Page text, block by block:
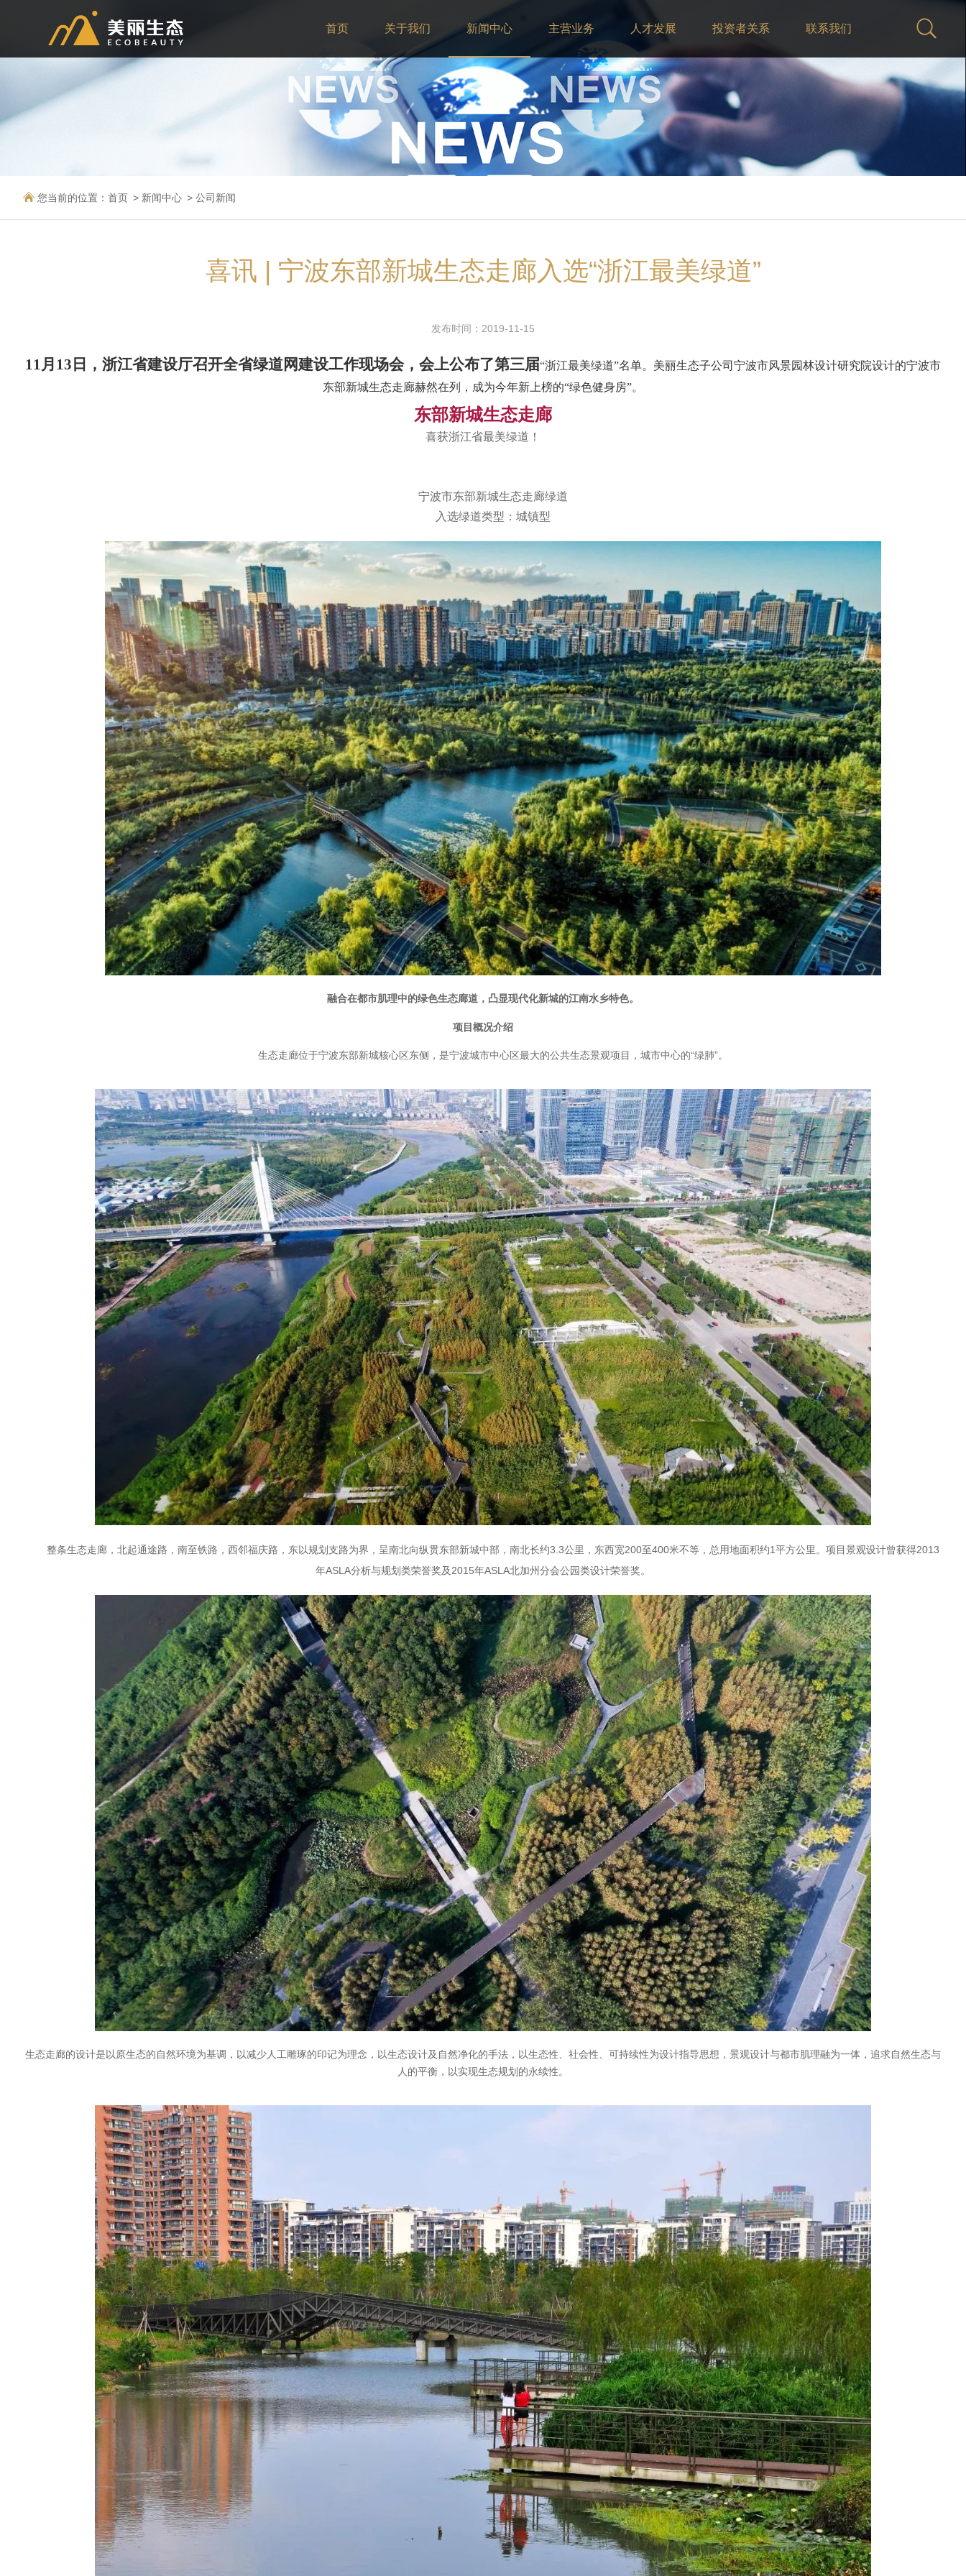
首页 关于我们 新闻中心 主营业务 人才发展 投资者关系 联系我们
您当前的位置： 首页 新闻中心 公司新闻
喜讯 | 宁波东部新城生态走廊入选“浙江最美绿道”
发布时间：2019-11-15
11月13日，浙江省建设厅召开全省绿道网建设工作现场会，会上公布了第三届“浙江最美绿道”名单。美丽生态子公司宁波市风景园林设计研究院设计的宁波市
东部新城生态走廊赫然在列，成为今年新上榜的“绿色健身房”。
东部新城生态走廊
喜获浙江省最美绿道！
宁波市东部新城生态走廊绿道
入选绿道类型：城镇型
融合在都市肌理中的绿色生态廊道，凸显现代化新城的江南水乡特色。
项目概况介绍
生态走廊位于宁波东部新城核心区东侧， 是宁波城市中心区最大的公共生态景观项目，城市中心的“绿肺”。
整条生态走廊，北起通途路，南至铁路，西邻福庆路，东以规划支路为界，呈南北向纵贯东部新城中部，南北长约3.3公里，东西宽200至400米不等，总用地面积约1平方公里。 项目景观设计曾获得2013
年ASLA分析与规划类荣誉奖及2015年ASLA北加州分会公园类设计荣誉奖。
生态走廊的设计是以原生态的自然环境为基调，以减少人工雕琢的印记为理念，以生态设计及自然净化的手法，以生态性、社会性、可持续性为设计指导思想，景观设计与都市肌理融为一体，追求自然生态与
人的平衡，以实现生态规划的永续性。